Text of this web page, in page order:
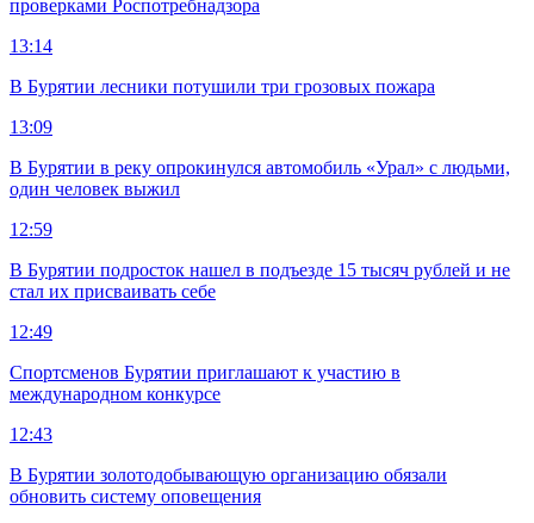
проверками Роспотребнадзора
13:14
В Бурятии лесники потушили три грозовых пожара
13:09
В Бурятии в реку опрокинулся автомобиль «Урал» с людьми,
один человек выжил
12:59
В Бурятии подросток нашел в подъезде 15 тысяч рублей и не
стал их присваивать себе
12:49
Спортсменов Бурятии приглашают к участию в
международном конкурсе
12:43
В Бурятии золотодобывающую организацию обязали
обновить систему оповещения